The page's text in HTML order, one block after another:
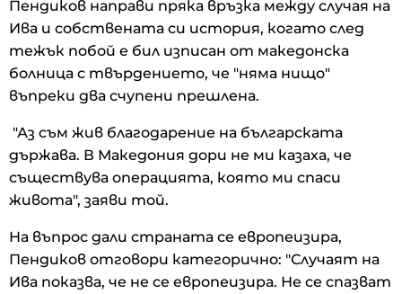
Пендиков направи пряка връзка между случая на
Ива и собствената си история, когато след
тежък побой е бил изписан от македонска
болница с твърдението, че "няма нищо"
въпреки два счупени прешлена.
"Аз съм жив благодарение на българската
държава. В Македония дори не ми казаха, че
съществува операцията, която ми спаси
живота", заяви той.
На въпрос дали страната се европеизира,
Пендиков отговори категорично: "Случаят на
Ива показва, че не се европеизира. Не се спазват